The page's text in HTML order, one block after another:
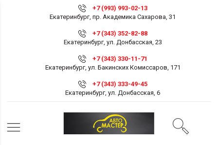
+7 (993) 993-02-13
Екатеринбург, пр. Академика Сахарова, 31
+7 (343) 352-82-88
Екатеринбург, ул. Донбасская, 23
+7 (343) 330-11-71
Екатеринбург, ул. Бакинских Комиссаров, 171
+7 (343) 333-49-45
Екатеринбург, ул. Донбасская, 6